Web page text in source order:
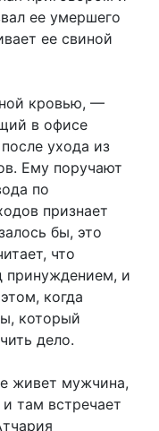
ее умершего
ее свиной
кровью, —
в офисе
ухода из
Ему поручают
по
признает
бы, это
что
принуждением, и
когда
который
дело.
живет мужчина,
там встречает